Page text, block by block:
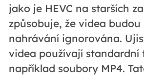
jako je HEVC na starších
způsobuje, že videa budou
nahrávání ignorována.
videa používají standardní
například soubory MP4.